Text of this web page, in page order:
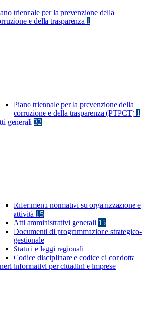
triennale per la prevenzione della
e della trasparenza 1
Piano triennale per la prevenzione della
corruzione e della trasparenza (PTPCT) 1
generali 32
Riferimenti normativi su organizzazione e
attività 15
Atti amministrativi generali 15
Documenti di programmazione strategico-
gestionale
Statuti e leggi regionali
Codice disciplinare e codice di condotta
informativi per cittadini e imprese